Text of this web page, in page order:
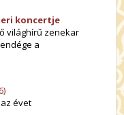
koncertje
világhírű zenekar
a
évet